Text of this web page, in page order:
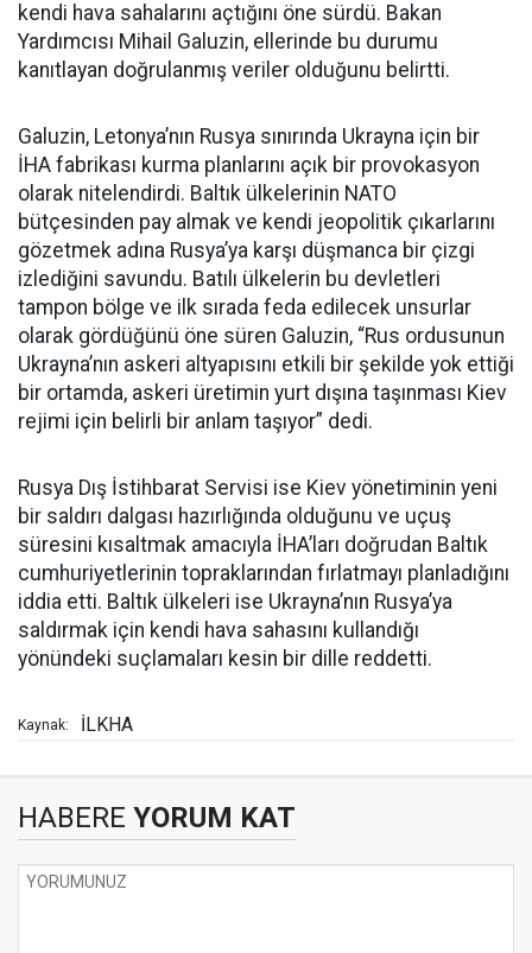
kendi hava sahalarını açtığını öne sürdü. Bakan
Yardımcısı Mihail Galuzin, ellerinde bu durumu
kanıtlayan doğrulanmış veriler olduğunu belirtti.
Galuzin, Letonya’nın Rusya sınırında Ukrayna için bir
İHA fabrikası kurma planlarını açık bir provokasyon
olarak nitelendirdi. Baltık ülkelerinin NATO
bütçesinden pay almak ve kendi jeopolitik çıkarlarını
gözetmek adına Rusya’ya karşı düşmanca bir çizgi
izlediğini savundu. Batılı ülkelerin bu devletleri
tampon bölge ve ilk sırada feda edilecek unsurlar
olarak gördüğünü öne süren Galuzin, “Rus ordusunun
Ukrayna’nın askeri altyapısını etkili bir şekilde yok ettiği
bir ortamda, askeri üretimin yurt dışına taşınması Kiev
rejimi için belirli bir anlam taşıyor” dedi.
Rusya Dış İstihbarat Servisi ise Kiev yönetiminin yeni
bir saldırı dalgası hazırlığında olduğunu ve uçuş
süresini kısaltmak amacıyla İHA’ları doğrudan Baltık
cumhuriyetlerinin topraklarından fırlatmayı planladığını
iddia etti. Baltık ülkeleri ise Ukrayna’nın Rusya’ya
saldırmak için kendi hava sahasını kullandığı
yönündeki suçlamaları kesin bir dille reddetti.
Kaynak: İLKHA
HABERE YORUM KAT